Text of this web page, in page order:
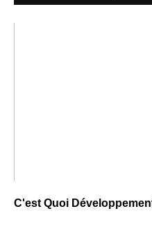
C'est Quoi